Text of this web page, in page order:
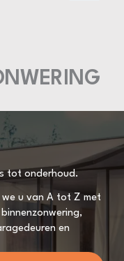
tot onderhoud.
u van A tot Z met
en